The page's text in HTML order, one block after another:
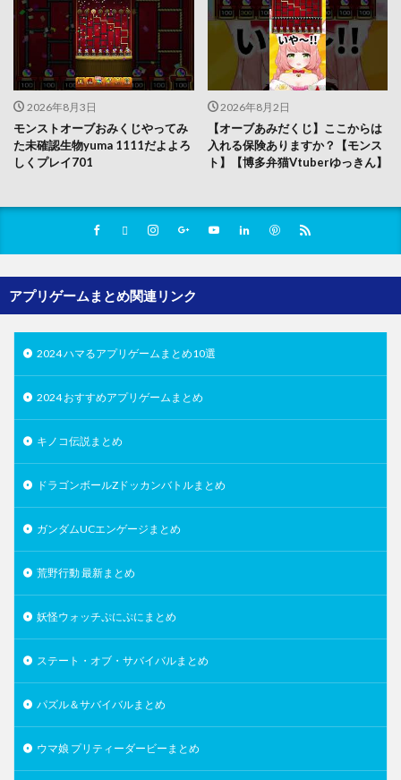
2026年8月3日
モンストオーブおみくじやってみ
た未確認生物yuma 1111だよよろ
しくプレイ701
2026年8月2日
【オーブあみだくじ】ここからは
入れる保険ありますか？【モンス
ト】【博多弁猫Vtuberゆっきん】
アプリゲームまとめ関連リンク
2024 ハマるアプリゲームまとめ10選
2024 おすすめアプリゲームまとめ
キノコ伝説まとめ
ドラゴンボールZドッカンバトルまとめ
ガンダムUCエンゲージまとめ
荒野行動 最新まとめ
妖怪ウォッチぷにぷにまとめ
ステート・オブ・サバイバルまとめ
パズル＆サバイバルまとめ
ウマ娘 プリティーダービーまとめ